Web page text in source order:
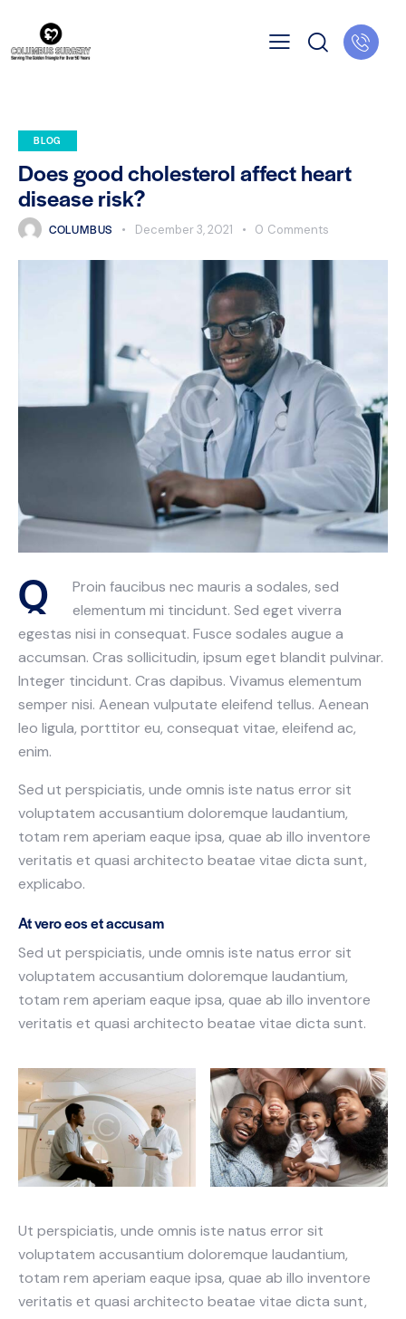
BLOG
Does good cholesterol affect heart
disease risk?
COLUMBUS December 3, 2021 0 Comments
Q
Proin faucibus nec mauris a sodales, sed
elementum mi tincidunt. Sed eget viverra
egestas nisi in consequat. Fusce sodales augue a
accumsan. Cras sollicitudin, ipsum eget blandit pulvinar.
Integer tincidunt. Cras dapibus. Vivamus elementum
semper nisi. Aenean vulputate eleifend tellus. Aenean
leo ligula, porttitor eu, consequat vitae, eleifend ac,
enim.
Sed ut perspiciatis, unde omnis iste natus error sit
voluptatem accusantium doloremque laudantium,
totam rem aperiam eaque ipsa, quae ab illo inventore
veritatis et quasi architecto beatae vitae dicta sunt,
explicabo.
At vero eos et accusam
Sed ut perspiciatis, unde omnis iste natus error sit
voluptatem accusantium doloremque laudantium,
totam rem aperiam eaque ipsa, quae ab illo inventore
veritatis et quasi architecto beatae vitae dicta sunt.
Ut perspiciatis, unde omnis iste natus error sit
voluptatem accusantium doloremque laudantium,
totam rem aperiam eaque ipsa, quae ab illo inventore
veritatis et quasi architecto beatae vitae dicta sunt,